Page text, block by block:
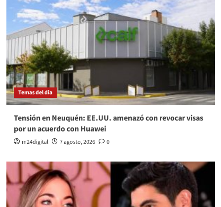
Temas del dia
Tensión en Neuquén: EE.UU. amenazó con revocar visas
por un acuerdo con Huawei
m24digital 7 agosto, 2026 0